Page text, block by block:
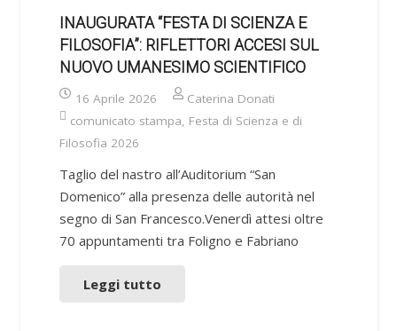
INAUGURATA “FESTA DI SCIENZA E
FILOSOFIA”: RIFLETTORI ACCESI SUL
NUOVO UMANESIMO SCIENTIFICO
16 Aprile 2026
Caterina Donati
comunicato stampa Festa di Scienza e di
Filosofia 2026
Taglio del nastro all’Auditorium “San
Domenico” alla presenza delle autorità nel
segno di San Francesco.Venerdì attesi oltre
70 appuntamenti tra Foligno e Fabriano
Leggi tutto